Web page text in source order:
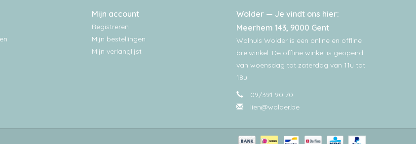
Mijn account
Registreren
Mijn bestellingen
Mijn verlanglijst
Wolder — Je vindt ons hier:
Meerhem 143, 9000 Gent
Wolhuis Wolder is een online en offline
breiwinkel. De offline winkel is geopend
van woensdag tot zaterdag van 11u tot
18u.
09/391 90 70
lien@wolder.be